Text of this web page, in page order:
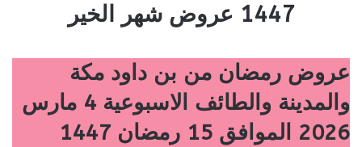
1447 عروض شهر الخير
عروض رمضان من بن داود مكة
والمدينة والطائف الاسبوعية 4 مارس
2026 الموافق 15 رمضان 1447